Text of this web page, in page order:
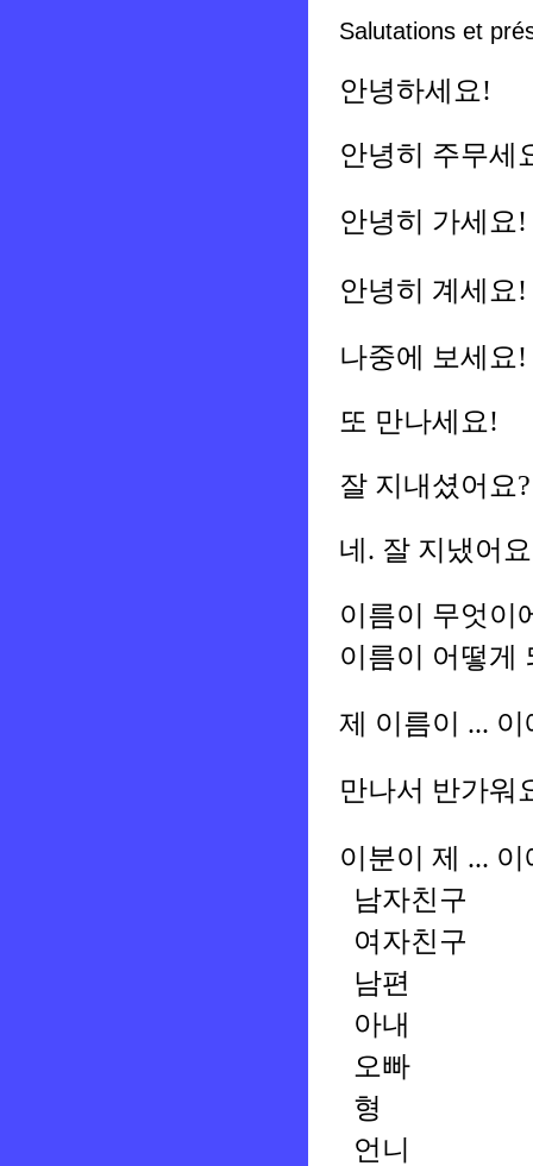
Salutations et
안녕하세요!
안녕히 주무세
안녕히 가세요!
안녕히 계세요!
나중에 보세요!
또 만나세요!
잘 지내셨어요?
네. 잘 지냈어
이름이 무엇이
이름이 어떻게
제 이름이 ... 이
만나서 반가워
이분이 제 ... 이
남자친구
여자친구
남편
아내
오빠
형
언니